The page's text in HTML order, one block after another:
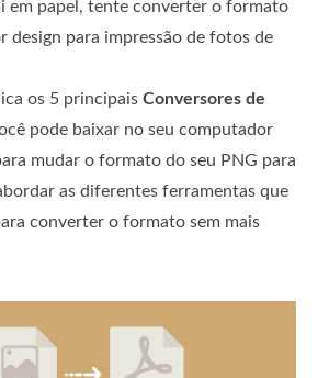
em papel, tente converter o formato
design para impressão de fotos de
os 5 principais Conversores de
pode baixar no seu computador
mudar o formato do seu PNG para
as diferentes ferramentas que
converter o formato sem mais